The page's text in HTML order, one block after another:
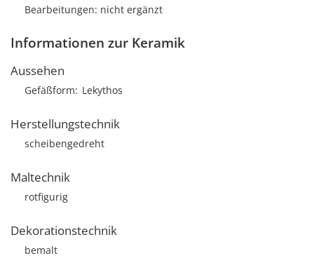
Bearbeitungen: nicht ergänzt
Informationen zur Keramik
Aussehen
Gefäßform Lekythos
Herstellungstechnik
scheibengedreht
Maltechnik
rotfigurig
Dekorationstechnik
bemalt